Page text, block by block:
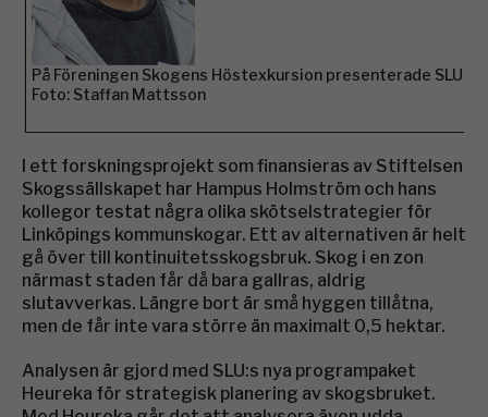
På Föreningen Skogens Höstexkursion presenterade
Foto: Staffan Mattsson
I ett forskningsprojekt som finansieras av Stiftelsen
Skogssällskapet har Hampus Holmström och hans
kollegor testat några olika skötselstrategier för
Linköpings kommunskogar. Ett av alternativen är helt
gå över till kontinuitetsskogsbruk. Skog i en zon
närmast staden får då bara gallras, aldrig
slutavverkas. Längre bort är små hyggen tillåtna,
men de får inte vara större än maximalt 0,5 hektar.
Analysen är gjord med SLU:s nya programpaket
Heureka för strategisk planering av skogsbruket.